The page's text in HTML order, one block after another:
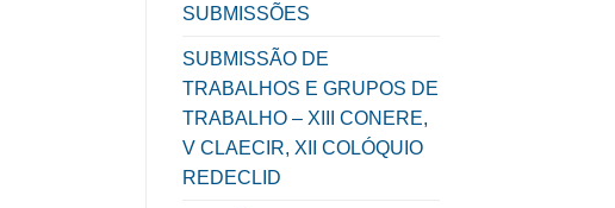
SUBMISSÕES
SUBMISSÃO DE
TRABALHOS E GRUPOS DE
TRABALHO – XIII CONERE,
V CLAECIR, XII COLÓQUIO
REDECLID